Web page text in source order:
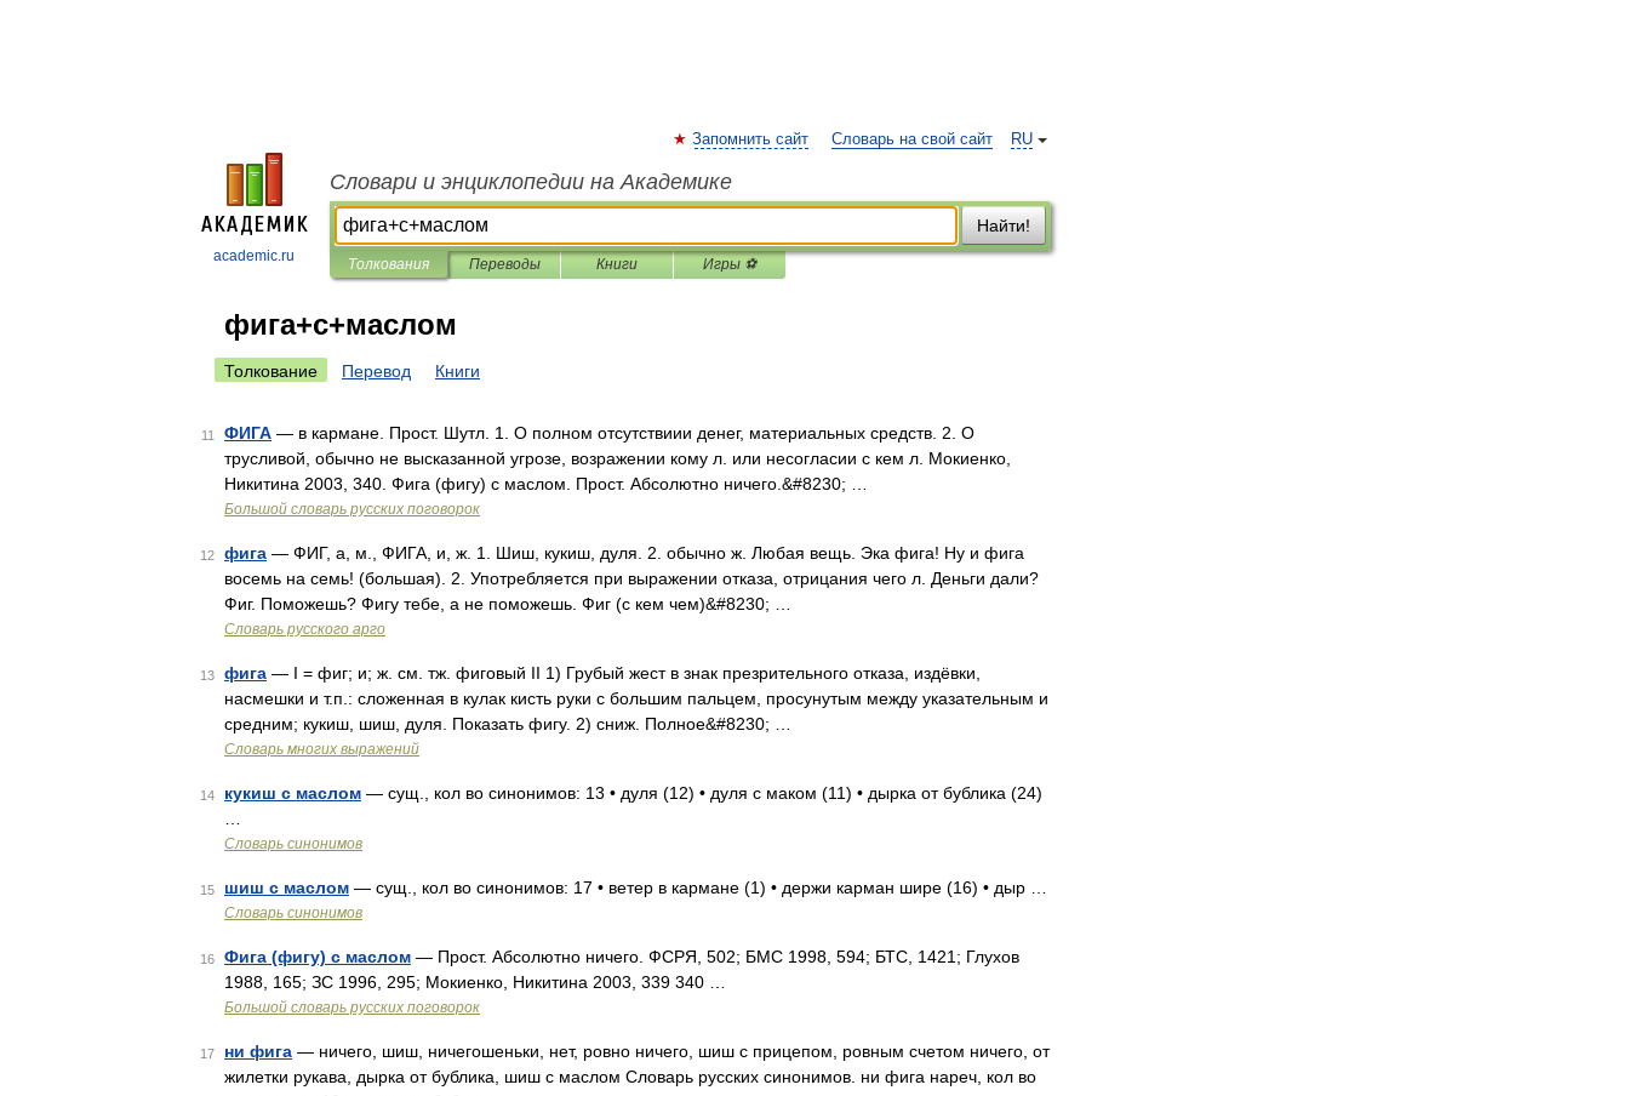
academic.ru
RU
Запомнить сайт Словарь на свой сайт
Словари и энциклопедии на Академике
Найти!
Толкования Переводы Книги Игры ⚽
фига+с+маслом
Толкование Перевод Книги
11 ФИГА — в кармане. Прост. Шутл. 1. О полном отсутствиии денег, материальных средств. 2. О
трусливой, обычно не высказанной угрозе, возражении кому л. или несогласии с кем л. Мокиенко,
Никитина 2003, 340. Фига (фигу) с маслом. Прост. Абсолютно ничего.&#8230; …
Большой словарь русских поговорок
12 фига — ФИГ, а, м., ФИГА, и, ж. 1. Шиш, кукиш, дуля. 2. обычно ж. Любая вещь. Эка фига! Ну и фига
восемь на семь! (большая). 2. Употребляется при выражении отказа, отрицания чего л. Деньги дали?
Фиг. Поможешь? Фигу тебе, а не поможешь. Фиг (с кем чем)&#8230; …
Словарь русского арго
13 фига — I = фиг; и; ж. см. тж. фиговый II 1) Грубый жест в знак презрительного отказа, издёвки,
насмешки и т.п.: сложенная в кулак кисть руки с большим пальцем, просунутым между указательным и
средним; кукиш, шиш, дуля. Показать фигу. 2) сниж. Полное&#8230; …
Словарь многих выражений
14 кукиш с маслом — сущ., кол во синонимов: 13 • дуля (12) • дуля с маком (11) • дырка от бублика (24)
Словарь синонимов
15 шиш с маслом — сущ., кол во синонимов: 17 • ветер в кармане (1) • держи карман шире (16) • дыр …
Словарь синонимов
16 Фига (фигу) с маслом — Прост. Абсолютно ничего. ФСРЯ, 502; БМС 1998, 594; БТС, 1421; Глухов
1988, 165; ЗС 1996, 295; Мокиенко, Никитина 2003, 339 340 …
Большой словарь русских поговорок
17 ни фига — ничего, шиш, ничегошеньки, нет, ровно ничего, шиш с прицепом, ровным счетом ничего, от
жилетки рукава, дырка от бублика, шиш с маслом Словарь русских синонимов. ни фига нареч, кол во